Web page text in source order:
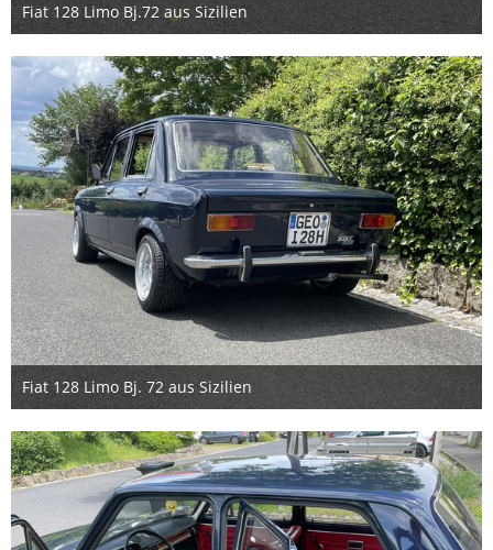
Fiat 128 Limo Bj.72 aus Sizilien
9. Juli 2024
5
Fiat 128 Limo Bj. 72 aus Sizilien
9. Juli 2024
4